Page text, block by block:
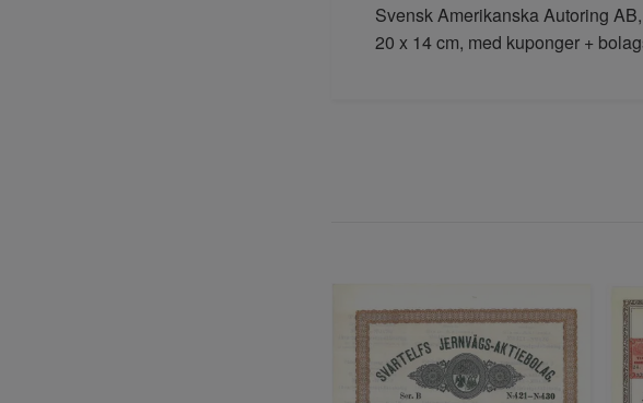
Svensk Amerikanska Autoring
20 x 14 cm, med kuponger +